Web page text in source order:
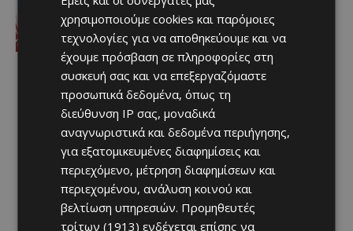
Ντιμπί Κεϊτά
Afentiko
χρησιμοποιούμε cookies και παρόμοιες
τεχνολογίες για να αποθηκεύουμε και να
έχουμε πρόσβαση σε πληροφορίες στη
συσκευή σας και να επεξεργαζόμαστε
προσωπικά δεδομένα, όπως τη
διεύθυνση IP σας, μοναδικά
αναγνωριστικά και δεδομένα περιήγησης,
για εξατομικευμένες διαφημίσεις και
περιεχόμενο, μέτρηση διαφημίσεων και
περιεχομένου, ανάλυση κοινού και
βελτίωση υπηρεσιών. Προμηθευτές
τρίτων (1913) ενδέχεται επίσης να